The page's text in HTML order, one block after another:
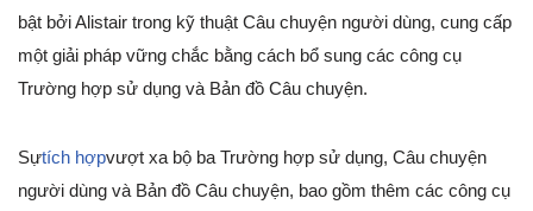
bật bởi Alistair trong kỹ thuật Câu chuyện người dùng, cung cấp
một giải pháp vững chắc bằng cách bổ sung các công cụ
Trường hợp sử dụng và Bản đồ Câu chuyện.
Sựtích hợpvượt xa bộ ba Trường hợp sử dụng, Câu chuyện
người dùng và Bản đồ Câu chuyện, bao gồm thêm các công cụ